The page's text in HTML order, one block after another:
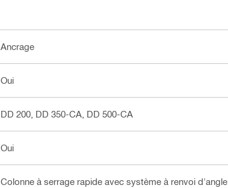
Ancrage
Oui
DD 200, DD 350-CA, DD 500-CA
Oui
Colonne à serrage rapide avec système à renvoi d'angle